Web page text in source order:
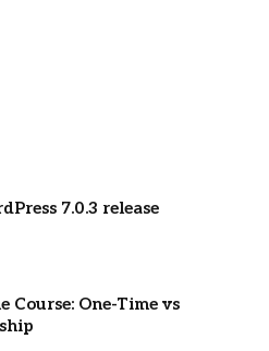
7.0.3 release
Course: One-Time vs